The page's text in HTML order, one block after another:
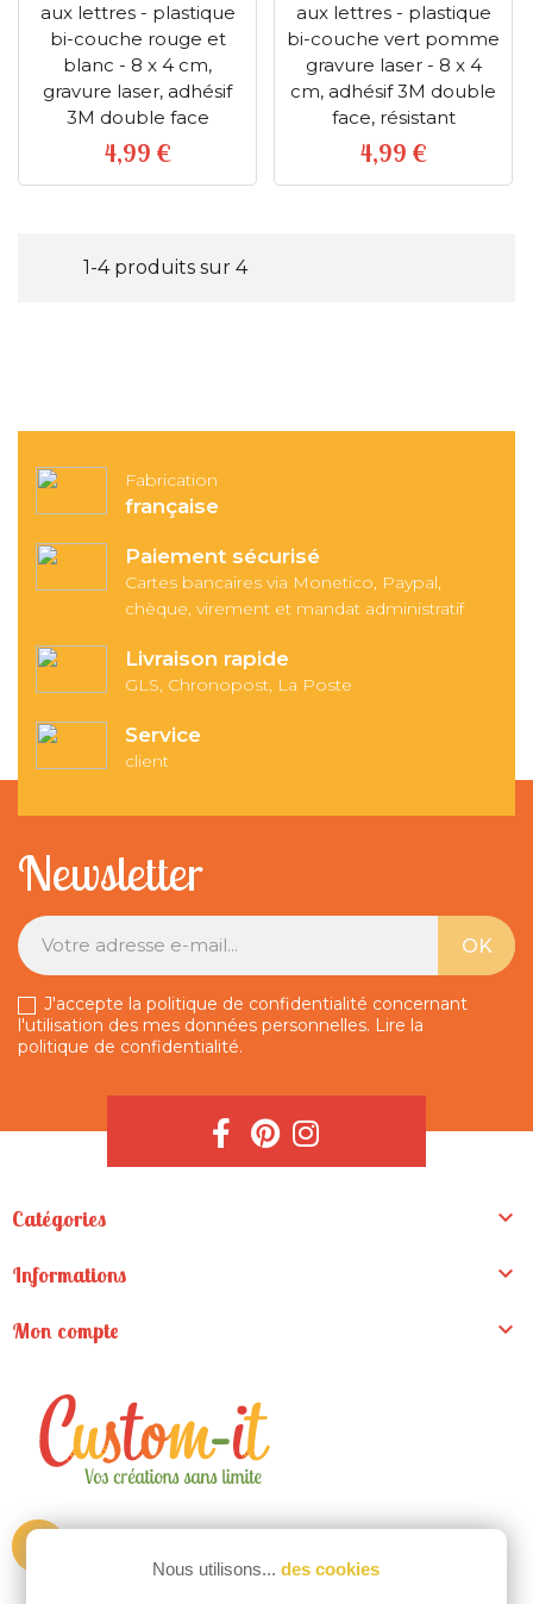
aux lettres - plastique
bi-couche rouge et
blanc - 8 x 4 cm,
gravure laser, adhésif
3M double face
Prix
4,99 €
aux lettres - plastique
bi-couche vert pomme
gravure laser - 8 x 4
cm, adhésif 3M double
face, résistant
Prix
4,99 €
1-4 produits sur 4
Fabrication
française
Paiement sécurisé
Cartes bancaires via Monetico, Paypal,
chèque, virement et mandat administratif
Livraison rapide
GLS, Chronopost, La Poste
Service
client
Newsletter
J'accepte la politique de confidentialité concernant
l'utilisation des mes données personnelles. Lire la
politique de confidentialité.
Catégories 
Informations 
Mon compte 
9 rue du pré clos
Nous utilisons... des cookies